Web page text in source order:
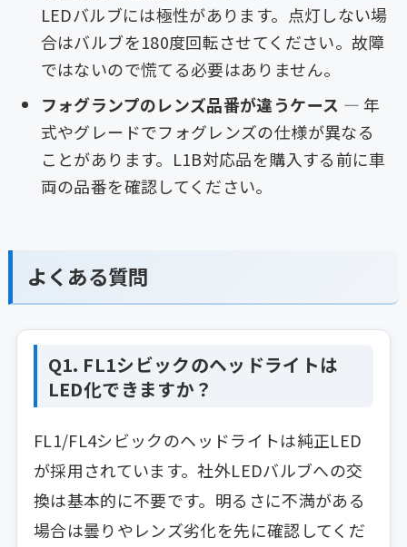
LEDバルブには極性があります。点灯しない場
合はバルブを180度回転させてください。故障
ではないので慌てる必要はありません。
フォグランプのレンズ品番が違うケース — 年
式やグレードでフォグレンズの仕様が異なる
ことがあります。L1B対応品を購入する前に車
両の品番を確認してください。
よくある質問
Q1. FL1シビックのヘッドライトは
LED化できますか？
FL1/FL4シビックのヘッドライトは純正LED
が採用されています。社外LEDバルブへの交
換は基本的に不要です。明るさに不満がある
場合は曇りやレンズ劣化を先に確認してくだ